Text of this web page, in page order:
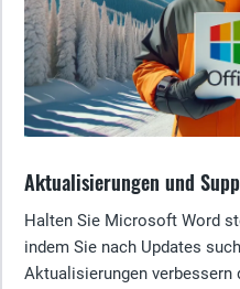
Aktualisierungen und
Halten Sie Microsoft Word
indem Sie nach Updates
Aktualisierungen verbessern